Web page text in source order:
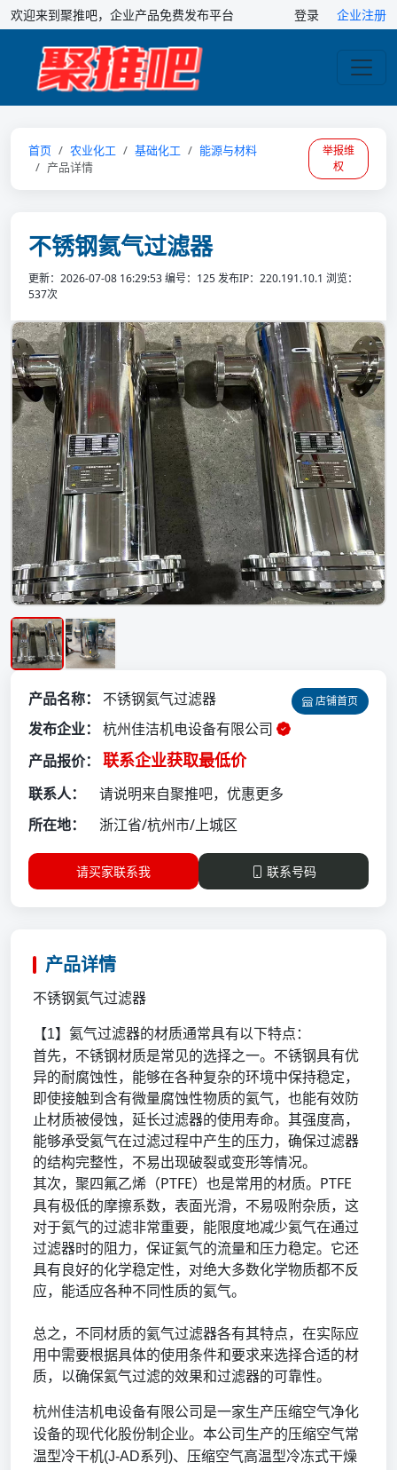
欢迎来到聚推吧，企业产品免费发布平台 登录 企业注册
首页 农业化工 基础化工
能源与材料
产品详情
举报维
权
不锈钢氦气过滤器
更新：2026-07-08 16:29:53编号：125发布IP：220.191.10.1 浏览：
537次
店铺首页
产品名称：
不锈钢氦气过滤器
发布企业：
杭州佳洁机电设备有限公司
产品报价：
联系企业获取最低价
联系人：
请说明来自聚推吧，优惠更多
所在地：
浙江省/杭州市/上城区
请买家联系我 联系号码
产品详情
不锈钢氦气过滤器
【1】 氦气过滤器的材质通常具有以下特点：
首先，不锈钢材质是常见的选择之一。不锈钢具有优
异的耐腐蚀性，能够在各种复杂的环境中保持稳定，
即使接触到含有微量腐蚀性物质的氦气，也能有效防
止材质被侵蚀，延长过滤器的使用寿命。其强度高，
能够承受氦气在过滤过程中产生的压力，确保过滤器
的结构完整性，不易出现破裂或变形等情况。
其次，聚四氟乙烯（PTFE）也是常用的材质。PTFE
具有极低的摩擦系数，表面光滑，不易吸附杂质，这
对于氦气的过滤非常重要，能限度地减少氦气在通过
过滤器时的阻力，保证氦气的流量和压力稳定。它还
具有良好的化学稳定性，对绝大多数化学物质都不反
应，能适应各种不同性质的氦气。
总之，不同材质的氦气过滤器各有其特点，在实际应
用中需要根据具体的使用条件和要求来选择合适的材
质，以确保氦气过滤的效果和过滤器的可靠性。
杭州佳洁机电设备有限公司是一家生产压缩空气净化
设备的现代化股份制企业。本公司生产的压缩空气常
温型冷干机(J-AD系列)、压缩空气高温型冷冻式干燥